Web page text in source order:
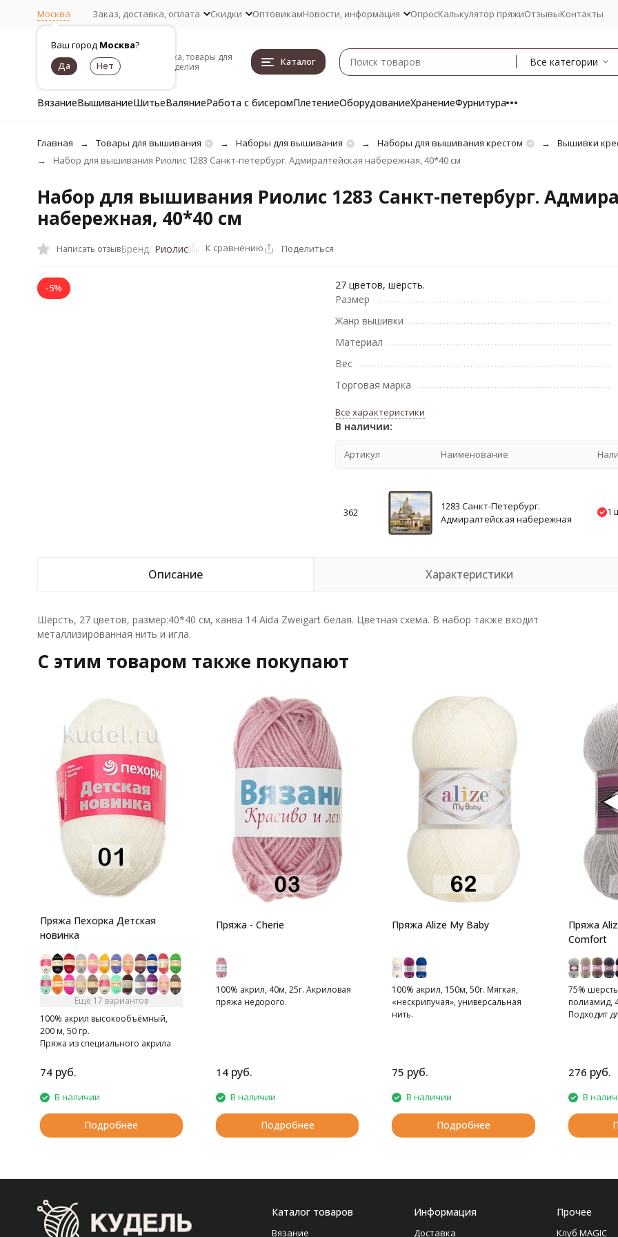
Москва
Ваш город Москва?
Заказ, доставка, оплата Скидки ОптовикамНовости, информация ОпросКалькулятор пряжиОтзывыКонтакты
Пряжа, товары для
рукоделия
Каталог Все категории
ВязаниеВышиваниеШитьеВаляниеРабота с бисеромПлетениеОборудованиеХранениеФурнитура
Главная Товары для вышивания Наборы для вышивания Наборы для вышивания крестом
Вышивки
Набор для вышивания Риолис 1283 Санкт-петербург. Адмиралтейская набережная, 40*40 см
Набор для вышивания Риолис 1283 Санкт-петербург.
набережная, 40*40 см
Написать отзывБренд: Риолис К сравнению Поделиться
-5%
27 цветов, шерсть.
Размер
Жанр вышивки
Материал
Вес
Торговая марка
Все характеристики
В наличии:
Артикул Наименование
362
1283 Санкт-Петербург.
Адмиралтейская набережная
1
Описание Характеристики
Шерсть, 27 цветов, размер:40*40 см, канва 14 Aida Zweigart белая. Цветная схема. В набор также входит
металлизированная нить и игла.
C этим товаром также покупают
Пряжа Пехорка Детская
новинка
Ещё 17 вариантов
100% акрил высокообъёмный,
200 м, 50 гр.
Пряжа из специального акрила
74 руб.
В наличии
Подробнее
Пряжа - Cherie
100% акрил, 40м, 25г. Акриловая
пряжа недорого.
14 руб.
В наличии
Подробнее
Пряжа Alize My Baby
100% акрил, 150м, 50г. Мягкая,
«нескрипучая», универсальная
нить.
75 руб.
В наличии
Подробнее
Пряжа
Comfort
75%
полиамид,
Подходит
276 руб.
В
Каталог товаров
Вязание
Информация
Доставка
Прочее
Клуб MAGIC